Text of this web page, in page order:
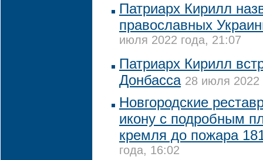
Патриарх Кирилл
православных
июля 2022 года, 21:07
Патриарх Кирилл
Донбасса 28 июля 2022
Новгородские
икону с подробным
кремля до пожара
года, 16:02